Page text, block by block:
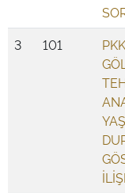
3
101